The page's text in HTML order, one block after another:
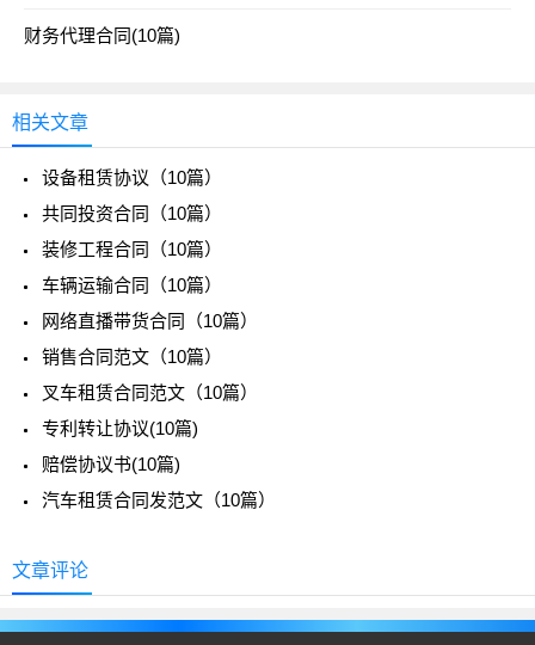
财务代理合同(10篇)
相关文章
设备租赁协议（10篇）
共同投资合同（10篇）
装修工程合同（10篇）
车辆运输合同（10篇）
网络直播带货合同（10篇）
销售合同范文（10篇）
叉车租赁合同范文（10篇）
专利转让协议(10篇)
赔偿协议书(10篇)
汽车租赁合同发范文（10篇）
文章评论